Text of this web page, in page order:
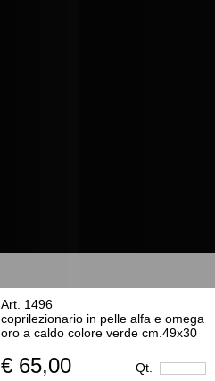
Art. 1496
coprilezionario in pelle alfa e omega
oro a caldo colore verde cm.49x30
€ 65,00 Qt.